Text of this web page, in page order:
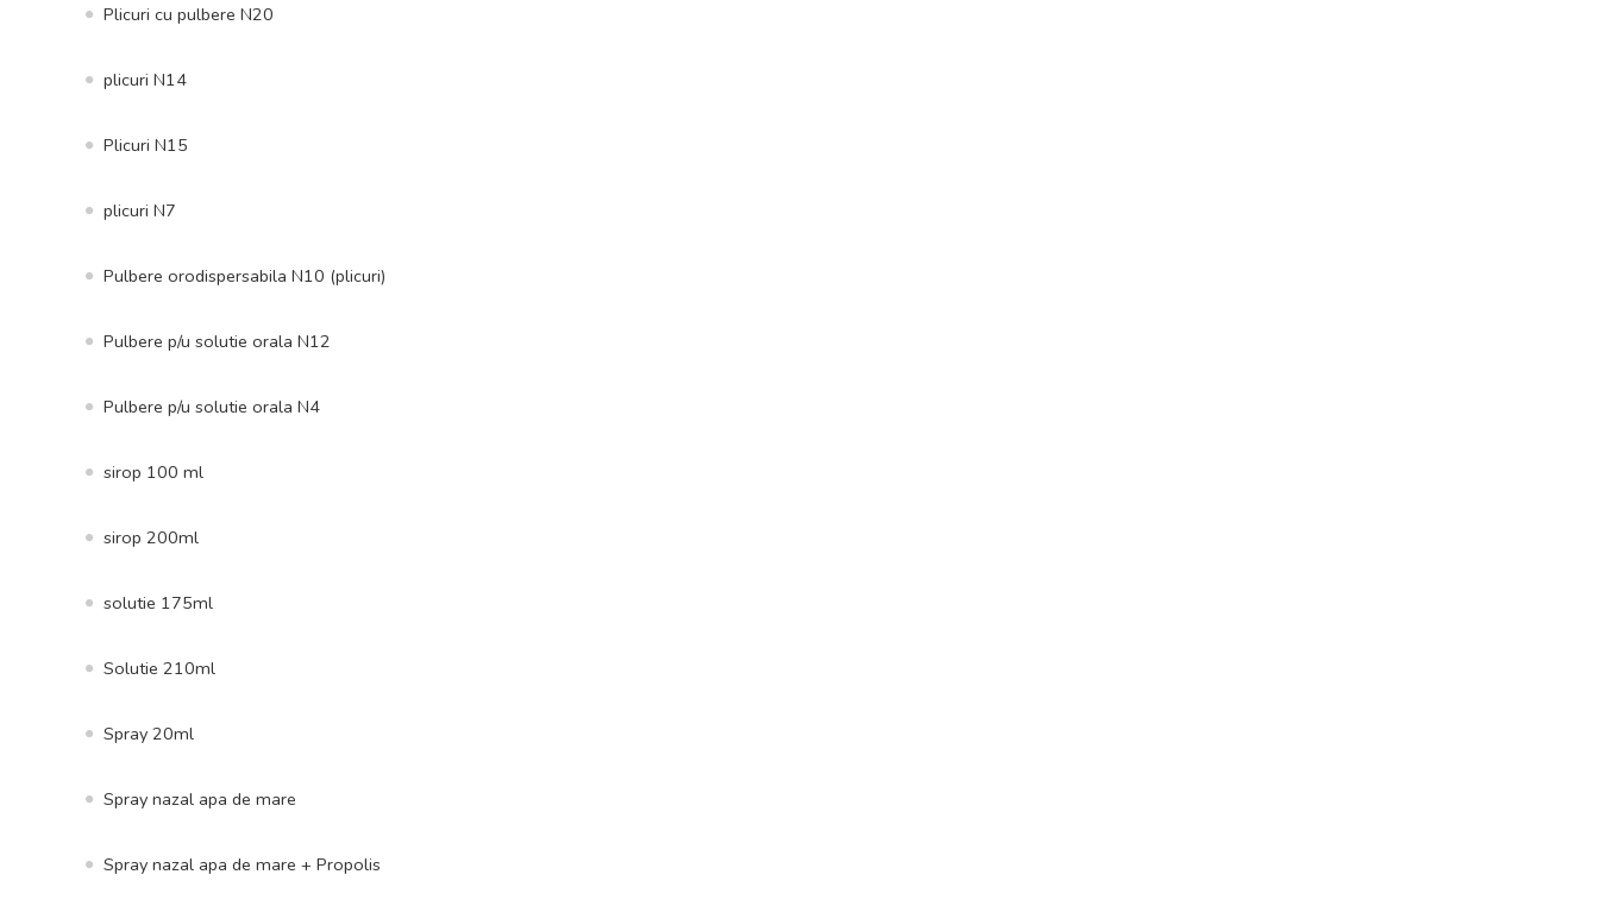
Plicuri cu pulbere N20
plicuri N14
Plicuri N15
plicuri N7
Pulbere orodispersabila N10 (plicuri)
Pulbere p/u solutie orala N12
Pulbere p/u solutie orala N4
sirop 100 ml
sirop 200ml
solutie 175ml
Solutie 210ml
Spray 20ml
Spray nazal apa de mare
Spray nazal apa de mare + Propolis